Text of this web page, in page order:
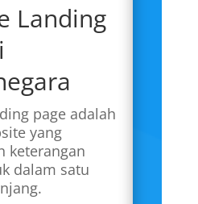
Landing
page adalah
yang
keterangan
dalam satu